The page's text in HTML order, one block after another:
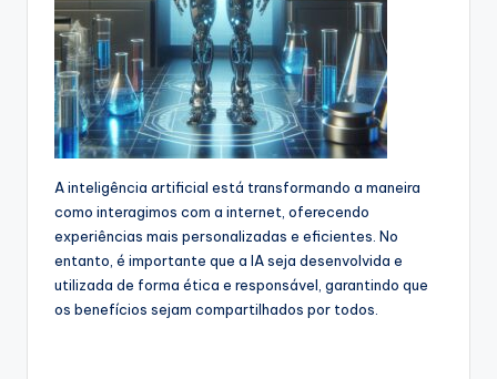
A inteligência artificial está transformando a maneira
como interagimos com a internet, oferecendo
experiências mais personalizadas e eficientes. No
entanto, é importante que a IA seja desenvolvida e
utilizada de forma ética e responsável, garantindo que
os benefícios sejam compartilhados por todos.